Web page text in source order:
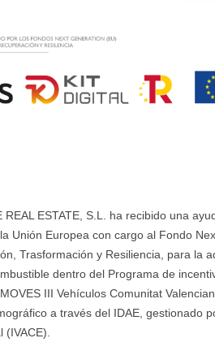
REAL ESTATE, S.L. ha recibido una
Unión Europea con cargo al Fondo
Trasformación y Resiliencia, para la
dentro del Programa de
III Vehículos Comunitat
a través del IDAE, gestionado
(IVACE).